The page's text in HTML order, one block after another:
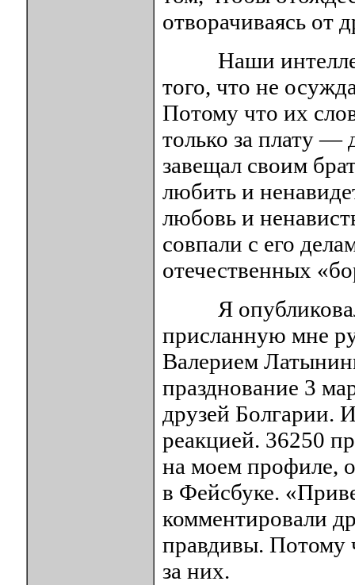
отворачиваясь от
Наши
того, что не
Потому что их
только за плату —
завещал своим
любить и
любовь и
совпали с его
отечественных
Я
присланную мне
Валерием
празднование 3
друзей Болгарии.
реакцией. 36250
на моем профиле, о
в Фейсбуке.
комментировали
правдивы. Потому
за них.